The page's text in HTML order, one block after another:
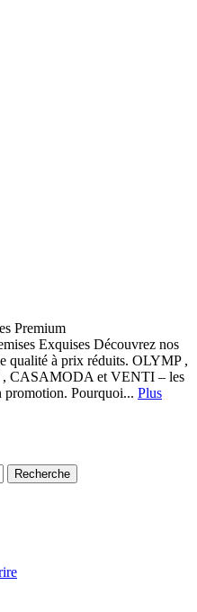
Premium
Exquises Découvrez nos
qualité à prix réduits. OLYMP ,
CASAMODA et VENTI – les
promotion. Pourquoi... Plus
Recherche